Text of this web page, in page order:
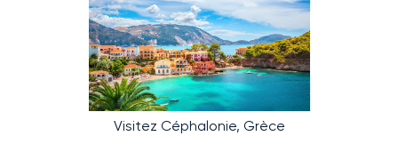
Visitez Céphalonie, Grèce